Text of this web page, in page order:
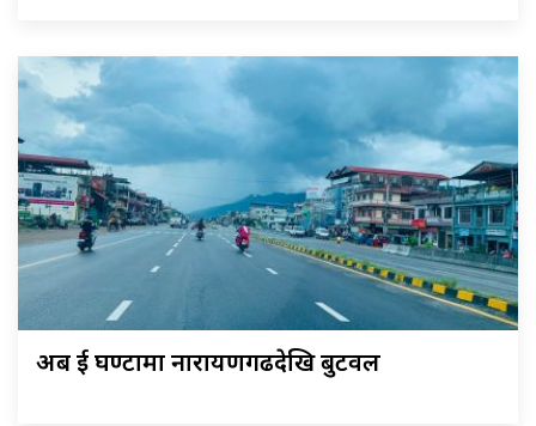
अब दुई घण्टामा नारायणगढदेखि बुटवल